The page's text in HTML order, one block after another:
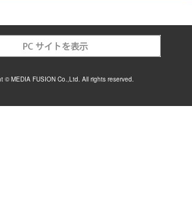
© MEDIA FUSION Co.,Ltd. All rights reserved.